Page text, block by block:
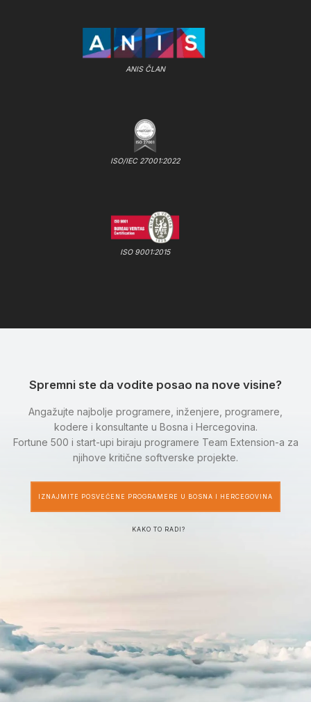
ANIS ČLAN
ISO/IEC 27001:2022
ISO 9001:2015
Spremni ste da vodite posao na nove visine?
Angažujte najbolje programere, inženjere, programere,
kodere i konsultante u Bosna i Hercegovina.
Fortune 500 i start-upi biraju programere Team Extension-a za
njihove kritične softverske projekte.
IZNAJMITE POSVEĆENE PROGRAMERE U BOSNA I HERCEGOVINA
KAKO TO RADI?